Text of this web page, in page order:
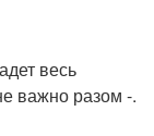
весь
важно разом -.